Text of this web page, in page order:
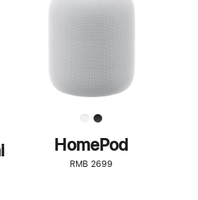
了
解
HomePod<
HomePod
RMB 2699